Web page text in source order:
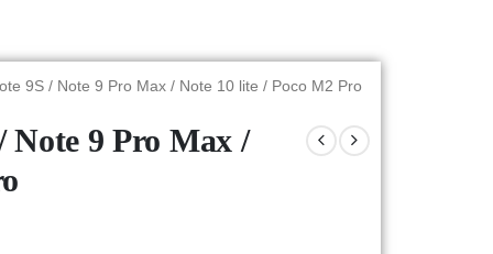
9S / Note 9 Pro Max / Note 10 lite / Poco M2 Pro
Note 9 Pro Max /